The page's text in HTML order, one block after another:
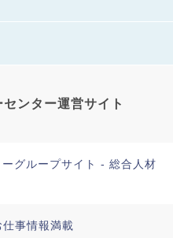
ンター運営サイト
グループサイト - 総合人材
事情報満載